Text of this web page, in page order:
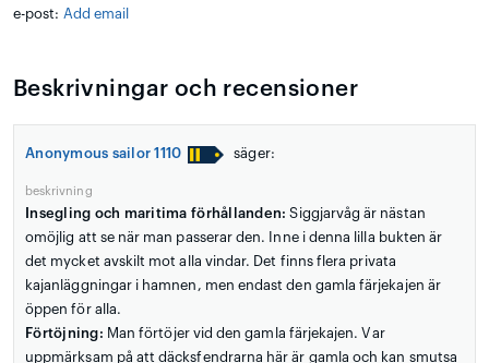
e-post: Add email
Beskrivningar och recensioner
Anonymous sailor 1110 säger:
beskrivning
Insegling och maritima förhållanden: Siggjarvåg är nästan
omöjlig att se när man passerar den. Inne i denna lilla bukten är
det mycket avskilt mot alla vindar. Det finns flera privata
kajanläggningar i hamnen, men endast den gamla färjekajen är
öppen för alla.
Förtöjning: Man förtöjer vid den gamla färjekajen. Var
uppmärksam på att däcksfendrarna här är gamla och kan smutsa